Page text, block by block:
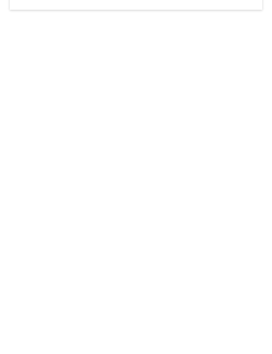
Der Weinbau dominert heute nicht mehr, ist aber integrativer